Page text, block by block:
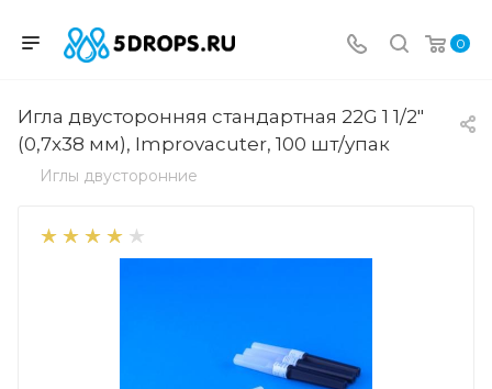
0
Игла двусторонняя стандартная 22G 1 1/2"
(0,7x38 мм), Improvacuter, 100 шт/упак
Иглы двусторонние